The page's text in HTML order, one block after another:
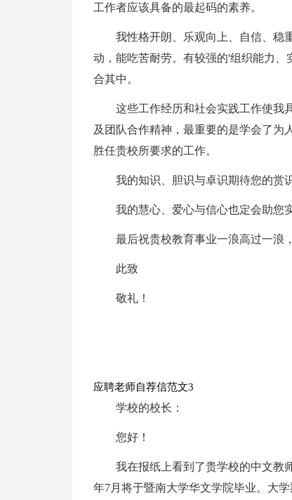
工作者应该具备的最起码的素养。
我性格开朗、乐观向上、自信、稳
动，能吃苦耐劳。有较强的'组织能力
合其中。
这些工作经历和社会实践工作使我
及团队合作精神，最重要的是学会了为
胜任贵校所要求的工作。
我的知识、胆识与卓识期待您的赏
我的慧心、爱心与信心也定会助您
最后祝贵校教育事业一浪高过一浪
此致
敬礼！
应聘老师自荐信范文3
学校的校长：
您好！
我在报纸上看到了贵学校的中文教
年7月将于暨南大学华文学院毕业。大